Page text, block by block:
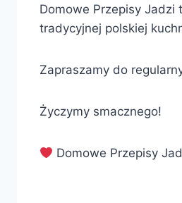
Domowe Przepisy Jadzi
tradycyjnej polskiej
Zapraszamy do
Życzymy smacznego!
Domowe Przepisy